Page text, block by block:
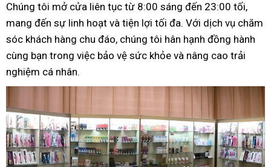
Chúng tôi mở cửa liên tục từ 8:00 sáng đến 23:00 tối,
mang đến sự linh hoạt và tiện lợi tối đa. Với dịch vụ chăm
sóc khách hàng chu đáo, chúng tôi hân hạnh đồng hành
cùng bạn trong việc bảo vệ sức khỏe và nâng cao trải
nghiệm cá nhân.